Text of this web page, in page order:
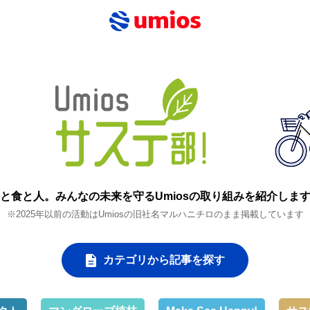
食と人。 みんなの未来を守るUmiosの取り組みを紹介しま
※2025年以前の活動はUmiosの旧社名マルハニチロのまま掲載しています
カテゴリから記事を探す